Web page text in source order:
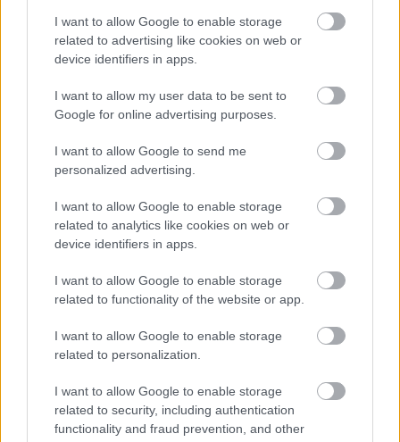
I want to allow Google to enable storage
related to advertising like cookies on web or
device identifiers in apps.
I want to allow my user data to be sent to
Google for online advertising purposes.
I want to allow Google to send me
personalized advertising.
I want to allow Google to enable storage
related to analytics like cookies on web or
device identifiers in apps.
I want to allow Google to enable storage
related to functionality of the website or app.
I want to allow Google to enable storage
related to personalization.
I want to allow Google to enable storage
related to security, including authentication
functionality and fraud prevention, and other
pracujemy nad tym żeby je uzupełnić.
Wynik meczu Cracovia vs FK Pardubice
spotkania, a także dane meczowe, jeśli są dostępne.
Informacje o składach i strzelcach
W miarę dostępności danych, publikujemy
składy wyjściowe,
rezerwowych, zmiany oraz listę strzelców bramek
. Informacje te
aktualizujemy zależnie od poziomu ligi i dostępnych źródeł.
Śledź mecze swojej drużyny
Jeśli jesteś kibicem klubu Cracovia lub FK Pardubice - zaglądaj tutaj
częściej. Nasz serwis regularnie dostarcza informacje o
PodkarpacieLive.pl to największa bazameczów lokalnych drużyn
piłkarskichw województwie. Sprawdź nasze relacje, śledź ulubioną ligę i
Asseco Resovia| Developres Rzeszów |ITA TOOLS Stal Mielec
Cellfast Wilki Krosno| Texom Stal Rzeszów|Stal Mielec
Motor Lublin|Stal Rzeszów| Stal Stalowa Wola|Wisła Kraków